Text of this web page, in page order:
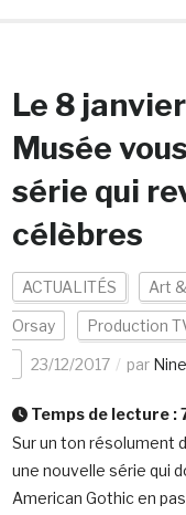
Le 8
Musée
série qui
célèbres
ACTUALITÉS Art
Orsay Production
23/12/2017 par
Temps de lecture :
Sur un ton résolument
une nouvelle série qui
American Gothic en